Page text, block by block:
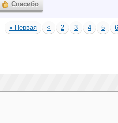
Спасибо
« Первая < 2 3 4 5 6